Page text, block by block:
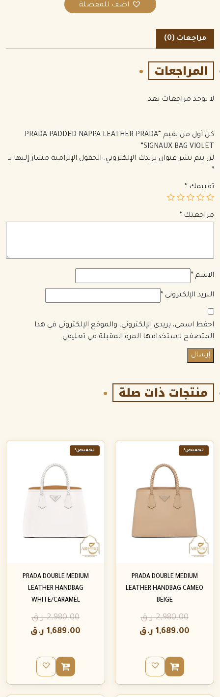
اضف للمفضلة
مراجعات (0)
المراجعات
لا توجد مراجعات بعد.
كن أول من يقيم “PRADA PADDED NAPPA LEATHER PRADA
SIGNAUX BAG VIOLET”
لن يتم نشر عنوان بريدك الإلكتروني. الحقول الإلزامية مشار إليها بـ
*
تقييمك *
مراجعتك *
الاسم *
البريد الإلكتروني *
احفظ اسمي، بريدي الإلكتروني، والموقع الإلكتروني في هذا
المتصفح لاستخدامها المرة المقبلة في تعليقي.
منتجات ذات صلة
تخفيض!
PRADA DOUBLE MEDIUM
LEATHER HANDBAG CAMEO
BEIGE
2,980.00 ر.ق
1,689.00 ر.ق
تخفيض!
PRADA DOUBLE MEDIUM
LEATHER HANDBAG
WHITE/CARAMEL
2,980.00 ر.ق
1,689.00 ر.ق